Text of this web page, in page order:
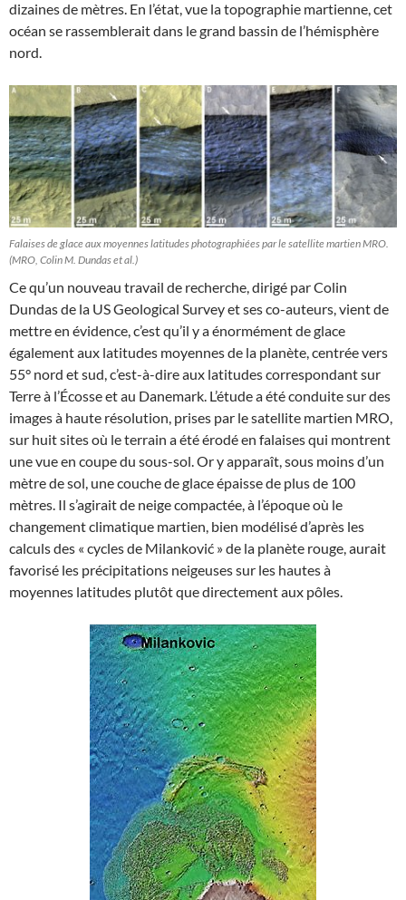
dizaines de mètres. En l’état, vue la topographie martienne, cet
océan se rassemblerait dans le grand bassin de l’hémisphère
nord.
Falaises de glace aux moyennes latitudes photographiées par le satellite martien MRO.
(MRO, Colin M. Dundas et al.)
Ce qu’un nouveau travail de recherche, dirigé par Colin
Dundas de la US Geological Survey et ses co-auteurs, vient de
mettre en évidence, c’est qu’il y a énormément de glace
également aux latitudes moyennes de la planète, centrée vers
55° nord et sud, c’est-à-dire aux latitudes correspondant sur
Terre à l’Écosse et au Danemark. L’étude a été conduite sur des
images à haute résolution, prises par le satellite martien MRO,
sur huit sites où le terrain a été érodé en falaises qui montrent
une vue en coupe du sous-sol. Or y apparaît, sous moins d’un
mètre de sol, une couche de glace épaisse de plus de 100
mètres. Il s’agirait de neige compactée, à l’époque où le
changement climatique martien, bien modélisé d’après les
calculs des « cycles de Milanković » de la planète rouge, aurait
favorisé les précipitations neigeuses sur les hautes à
moyennes latitudes plutôt que directement aux pôles.